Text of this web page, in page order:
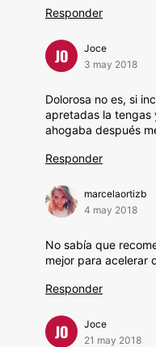
Responder
JO
Joce
3 may 2018
Dolorosa no es, si
apretadas la tengas
ahogaba después
Responder
marcelaortizb
4 may 2018
No sabía que
mejor para acelerar
Responder
JO
Joce
21 may 2018